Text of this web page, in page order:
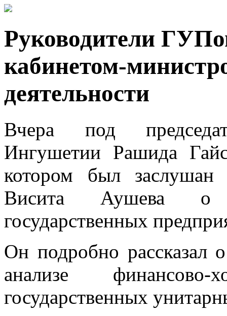
Руководители
кабинетом-
деятельности
Вчера под
Ингушетии Рашида
котором был заслушан
Висита Аушева о
государственных
Он подробно рассказал
анализе финансово-
государственных